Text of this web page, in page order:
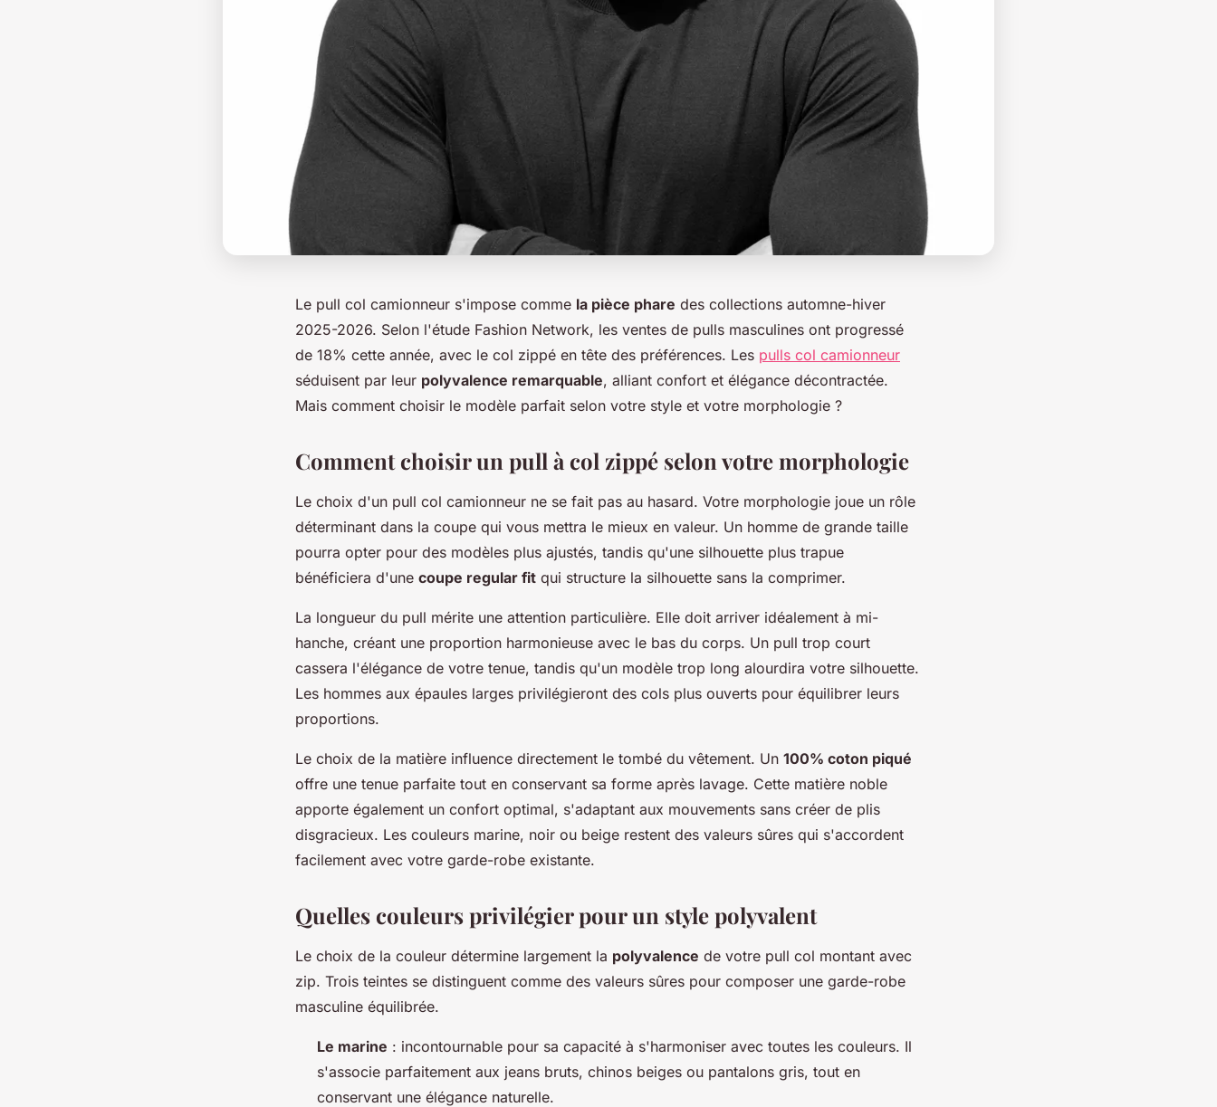
Le pull col camionneur s'impose comme la pièce phare des collections automne-hiver
2025-2026. Selon l'étude Fashion Network, les ventes de pulls masculines ont progressé
de 18% cette année, avec le col zippé en tête des préférences. Les pulls col camionneur
séduisent par leur polyvalence remarquable, alliant confort et élégance décontractée.
Mais comment choisir le modèle parfait selon votre style et votre morphologie ?
Comment choisir un pull à col zippé selon votre morphologie
Le choix d'un pull col camionneur ne se fait pas au hasard. Votre morphologie joue un rôle
déterminant dans la coupe qui vous mettra le mieux en valeur. Un homme de grande taille
pourra opter pour des modèles plus ajustés, tandis qu'une silhouette plus trapue
bénéficiera d'une coupe regular fit qui structure la silhouette sans la comprimer.
La longueur du pull mérite une attention particulière. Elle doit arriver idéalement à mi-
hanche, créant une proportion harmonieuse avec le bas du corps. Un pull trop court
cassera l'élégance de votre tenue, tandis qu'un modèle trop long alourdira votre silhouette.
Les hommes aux épaules larges privilégieront des cols plus ouverts pour équilibrer leurs
proportions.
Le choix de la matière influence directement le tombé du vêtement. Un 100% coton piqué
offre une tenue parfaite tout en conservant sa forme après lavage. Cette matière noble
apporte également un confort optimal, s'adaptant aux mouvements sans créer de plis
disgracieux. Les couleurs marine, noir ou beige restent des valeurs sûres qui s'accordent
facilement avec votre garde-robe existante.
Quelles couleurs privilégier pour un style polyvalent
Le choix de la couleur détermine largement la polyvalence de votre pull col montant avec
zip. Trois teintes se distinguent comme des valeurs sûres pour composer une garde-robe
masculine équilibrée.
Le marine : incontournable pour sa capacité à s'harmoniser avec toutes les couleurs. Il
s'associe parfaitement aux jeans bruts, chinos beiges ou pantalons gris, tout en
conservant une élégance naturelle.